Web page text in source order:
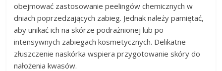
obejmować zastosowanie peelingów chemicznych w
dniach poprzedzających zabieg. Jednak należy pamiętać,
aby unikać ich na skórze podrażnionej lub po
intensywnych zabiegach kosmetycznych. Delikatne
złuszczenie naskórka wspiera przygotowanie skóry do
nałożenia kwasów.